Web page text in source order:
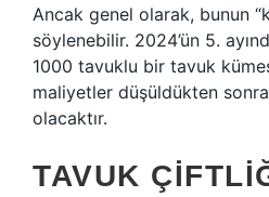
Ancak genel olarak, bunun
söylenebilir. 2024’ün 5.
1000 tavuklu bir tavuk
maliyetler düşüldükten
olacaktır.
TAVUK